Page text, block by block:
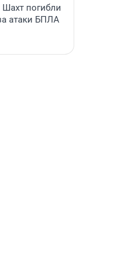
погибли
атаки БПЛА